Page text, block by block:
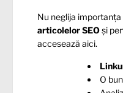
Nu neglija importanța
articolelor SEOși
accesează aici.
O